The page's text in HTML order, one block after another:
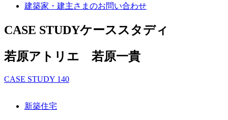
建築家・建主さまのお問い合わせ
CASE STUDYケーススタディ
若原アトリエ 若原一貴
CASE STUDY 140
新築住宅